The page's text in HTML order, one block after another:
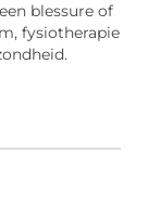
blessure of
fysiotherapie